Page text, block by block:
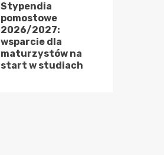
Stypendia
pomostowe
2026/2027:
wsparcie dla
maturzystów na
start w studiach